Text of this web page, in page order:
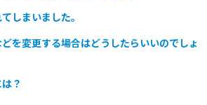
しまいました。
を変更する場合はどうしたらいいのでしょ
？